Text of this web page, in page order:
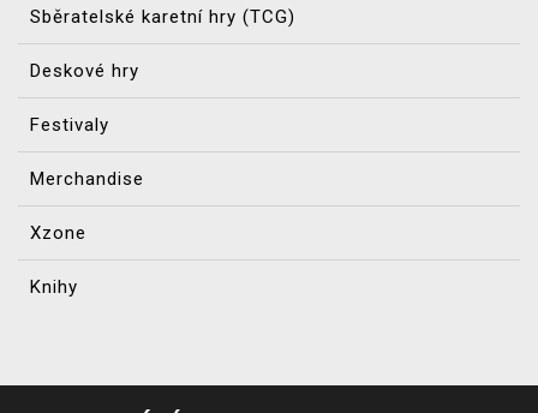
Sběratelské karetní hry (TCG)
Deskové hry
Festivaly
Merchandise
Xzone
Knihy